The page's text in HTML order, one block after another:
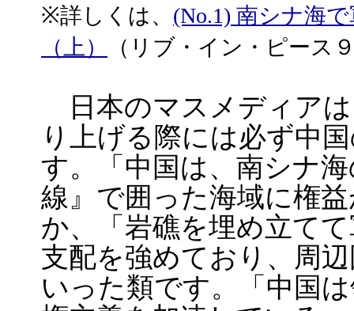
※詳しくは、 (No.1) 南シナ海
（上）
（リブ・イン・ピース
日本のマスメディア
り上げる際には必ず中
す。「中国は、南シナ
線』で囲った海域に権
か、「岩礁を埋め立て
支配を強めており、周
いった類です。「中国